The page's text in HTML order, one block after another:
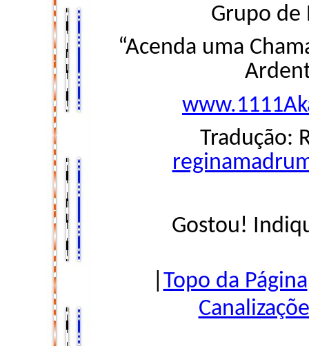
Grupo de
“Acenda uma
Tradução:
Gostou!
Topo da Página